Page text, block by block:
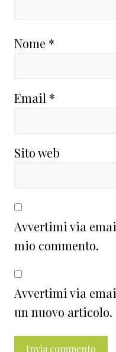
Nome *
Email *
Sito web
Avvertimi via
mio commento.
Avvertimi via
un nuovo articolo.